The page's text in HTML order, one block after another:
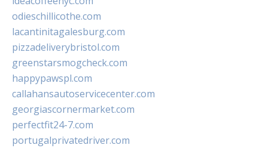
odieschillicothe.com
lacantinitagalesburg.com
pizzadeliverybristol.com
greenstarsmogcheck.com
happypawspl.com
callahansautoservicecenter.com
georgiascornermarket.com
perfectfit24-7.com
portugalprivatedriver.com